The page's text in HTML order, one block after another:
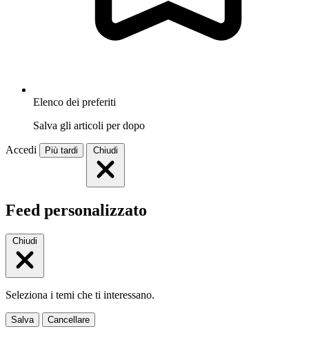
Elenco dei preferiti
Salva gli articoli per dopo
Accedi Più tardi Chiudi
Feed personalizzato
Chiudi
Seleziona i temi che ti interessano.
Salva Cancellare